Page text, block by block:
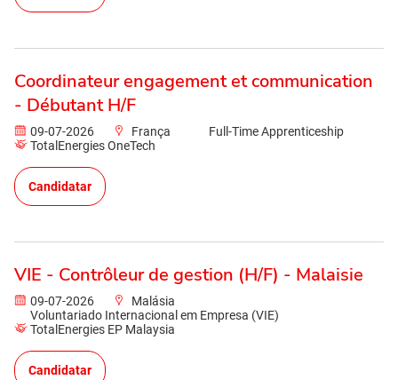
Coordinateur engagement et communication
- Débutant H/F
09-07-2026 França
Full-Time Apprenticeship
TotalEnergies OneTech
Candidatar
VIE - Contrôleur de gestion (H/F) - Malaisie
09-07-2026
Malásia
Voluntariado Internacional em Empresa (VIE)
TotalEnergies EP Malaysia
Candidatar